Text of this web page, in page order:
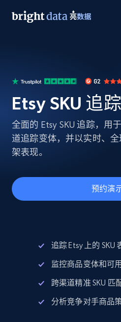
Etsy SKU 追踪
全面的 Etsy SKU 追踪，用
道追踪变体，并以实时、
架表现。
预约演
追踪 Etsy 上的 SKU
监控商品变体和可
跨渠道精准 SKU 匹
分析竞争对手商品